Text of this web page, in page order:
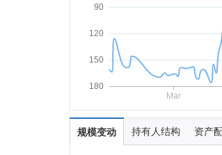
90
120
150
180
Mar
规模变动 持有人结构 资产